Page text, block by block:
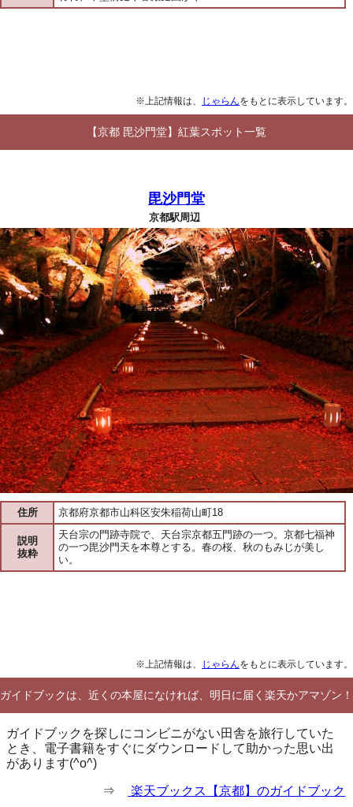
※上記情報は、 じゃらんをもとに表示しています。
【京都 毘沙門堂】紅葉スポット一覧
毘沙門堂
京都駅周辺
住所 京都府京都市山科区安朱稲荷山町18
説明
抜粋
天台宗の門跡寺院で、天台宗京都五門跡の一つ。京都七福神
の一つ毘沙門天を本尊とする。春の桜、秋のもみじが美し
い。
※上記情報は、 じゃらんをもとに表示しています。
ガイドブックは、近くの本屋になければ、明日に届く楽天かアマゾン！
ガイドブックを探しにコンビニがない田舎を旅行していた
とき、電子書籍をすぐにダウンロードして助かった思い出
があります(^o^)
⇒ 楽天ブックス【京都】のガイドブック